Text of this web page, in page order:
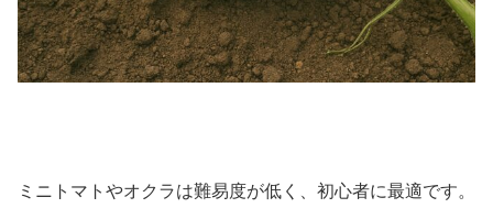
ミニトマトやオクラは難易度が低く、初心者に最適です。